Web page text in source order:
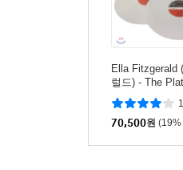
Ella Fitzgerald
럴드) - The
on [화이트 컬러
70,500원 (19%